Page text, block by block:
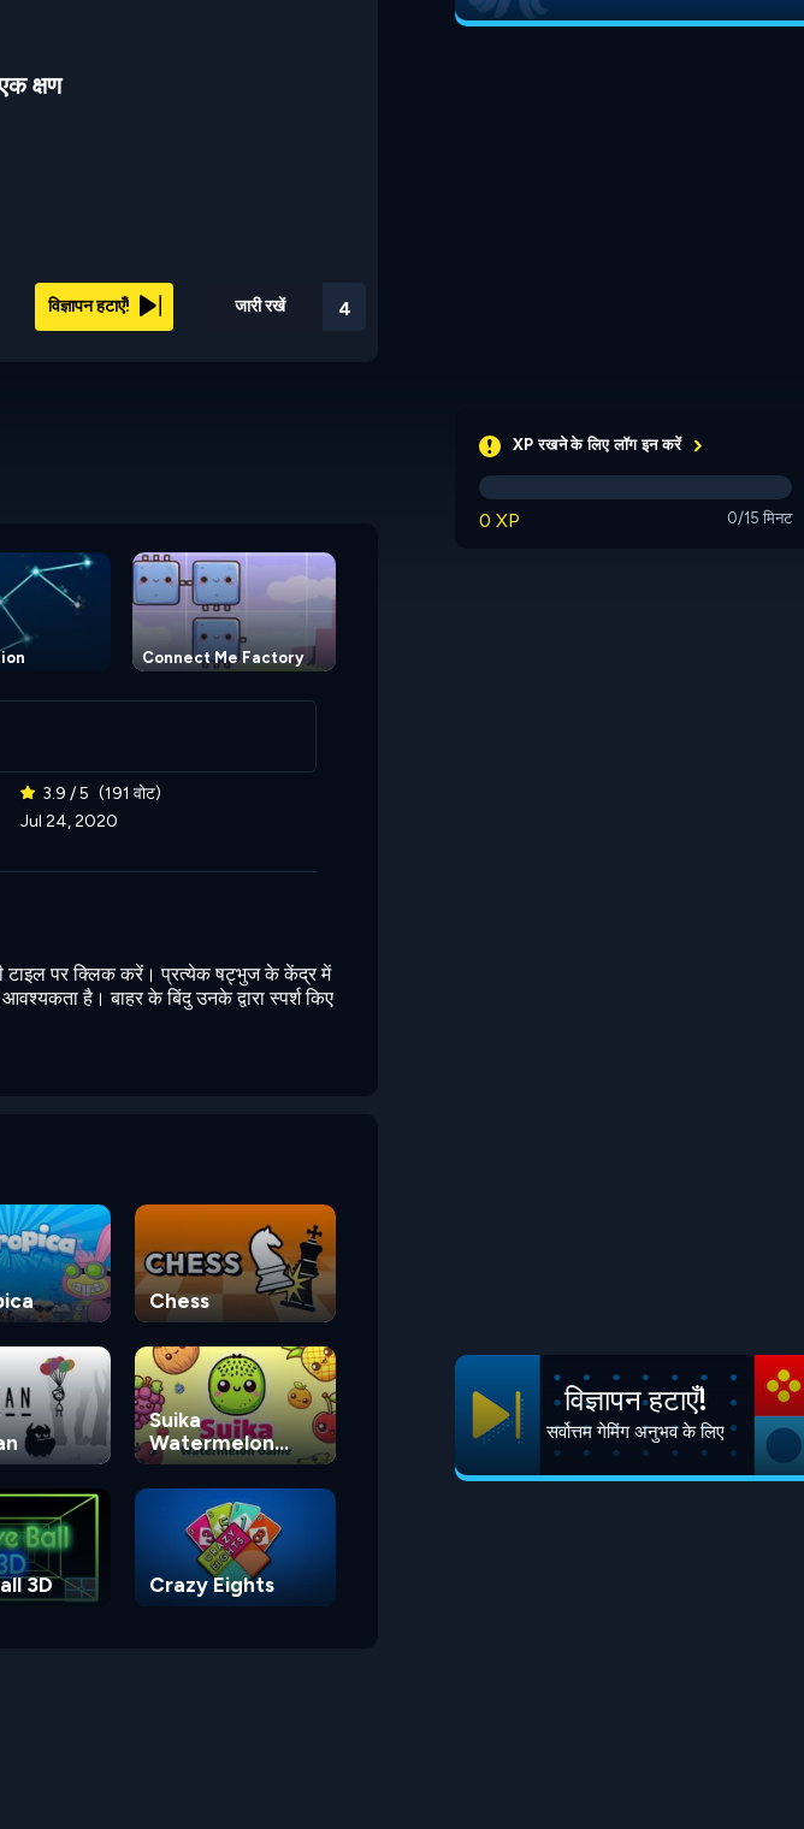
क्षण
जारी रखें 3
विज्ञापन हटाएँ!
Connect Me Factory
3.9 / 5 (191 वोट)
Jul 24, 2020
टाइल पर क्लिक करें। प्रत्येक षट्भुज के केंद्र में
है। बाहर के बिंदु उनके द्वारा स्पर्श किए
Chess
Suika
Watermelon
Game
3D Crazy Eights
XP रखने के लिए लॉग इन करें
0 XP 0/15 मिनट
विज्ञापन हटाएँ!
सर्वोत्तम गेमिंग अनुभव के लिए